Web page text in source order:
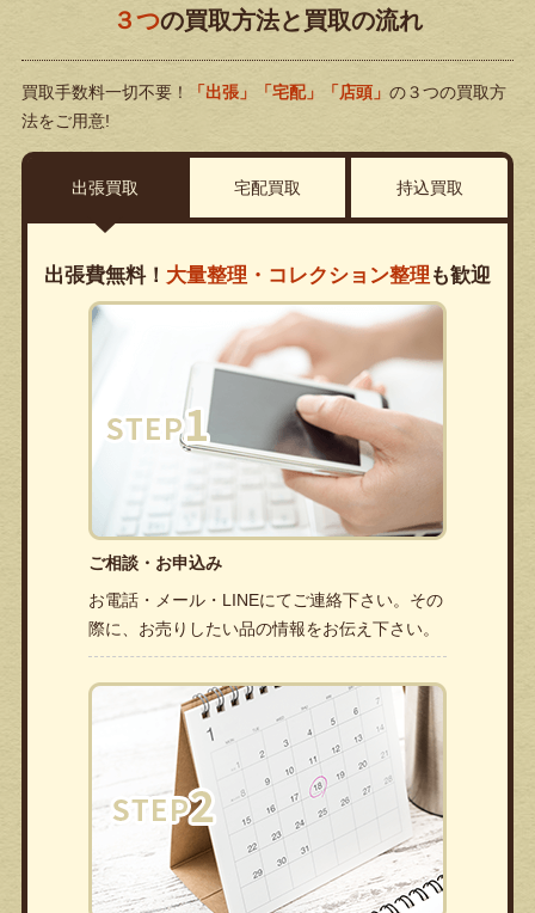
３つの買取方法と買取の流れ
買取手数料一切不要！ 「出張」「宅配」「店頭」 の３つの買取方
法をご用意!
出張買取 宅配買取 持込買取
出張費無料！ 大量整理・コレクション整理 も歓迎
ご相談・お申込み
お電話・メール・LINEにてご連絡下さい。その
際に、お売りしたい品の情報をお伝え下さい。